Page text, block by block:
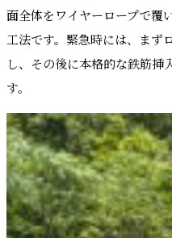
面全体をワイヤーロープで覆
工法です。緊急時には、まず
し、その後に本格的な鉄筋挿
す。